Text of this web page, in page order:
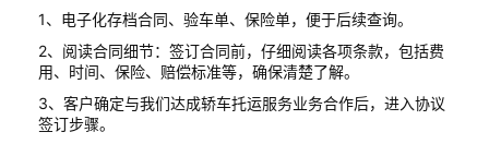
1、电子化存档合同、验车单、保险单，便于后续查询。
2、阅读合同细节：签订合同前，仔细阅读各项条款，包括费
用、时间、保险、赔偿标准等，确保清楚了解。
3、客户确定与我们达成轿车托运服务业务合作后，进入协议
签订步骤。